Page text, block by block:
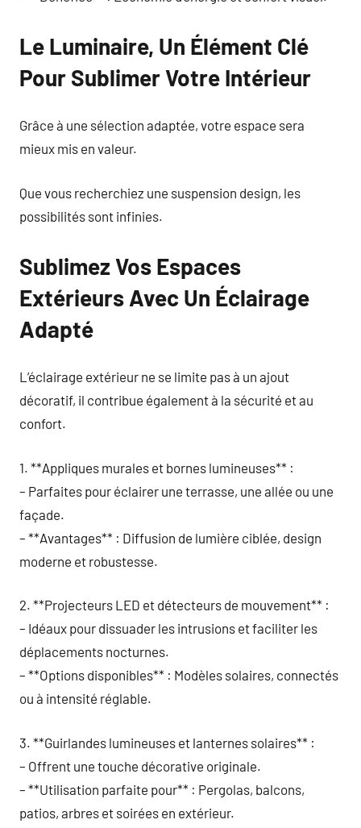
Le Luminaire, Un Élément Clé
Pour Sublimer Votre Intérieur
Grâce à une sélection adaptée, votre espace sera
mieux mis en valeur.
Que vous recherchiez une suspension design, les
possibilités sont infinies.
Sublimez Vos Espaces
Extérieurs Avec Un Éclairage
Adapté
L’éclairage extérieur ne se limite pas à un ajout
décoratif, il contribue également à la sécurité et au
confort.
1. **Appliques murales et bornes lumineuses** :
– Parfaites pour éclairer une terrasse, une allée ou une
façade.
– **Avantages** : Diffusion de lumière ciblée, design
moderne et robustesse.
2. **Projecteurs LED et détecteurs de mouvement** :
– Idéaux pour dissuader les intrusions et faciliter les
déplacements nocturnes.
– **Options disponibles** : Modèles solaires, connectés
ou à intensité réglable.
3. **Guirlandes lumineuses et lanternes solaires** :
– Offrent une touche décorative originale.
– **Utilisation parfaite pour** : Pergolas, balcons,
patios, arbres et soirées en extérieur.